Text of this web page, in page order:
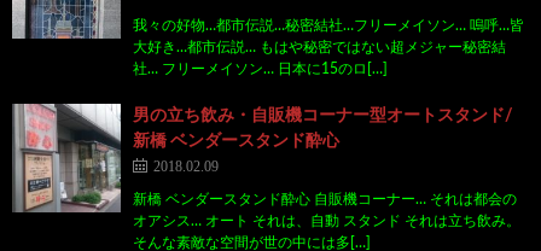
我々の好物…都市伝説…秘密結社…フリーメイソン… 嗚呼…皆
大好き…都市伝説… もはや秘密ではない超メジャー秘密結
社… フリーメイソン… 日本に15のロ[…]
男の立ち飲み・自販機コーナー型オートスタンド/
新橋 ベンダースタンド酔心
2018.02.09
新橋 ベンダースタンド酔心 自販機コーナー… それは都会の
オアシス… オート それは、自動 スタンド それは立ち飲み。
そんな素敵な空間が世の中には多[…]